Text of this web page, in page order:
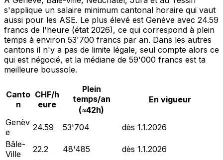
s'applique un salaire minimum cantonal horaire qui vaut
aussi pour les ASE. Le plus élevé est Genève avec 24.59
francs de l'heure (état 2026), ce qui correspond à plein
temps à environ 53'700 francs par an. Dans les autres
cantons il n'y a pas de limite légale, seul compte alors ce
qui est négocié, et la médiane de 59'000 francs est ta
meilleure boussole.
Canto
n
CHF/h
eure
Plein
temps/an
(≈42h)
En vigueur
Genèv
e
24.59 53'704
dès 1.1.2026
Bâle-
Ville
22.2 48'485
dès 1.1.2026